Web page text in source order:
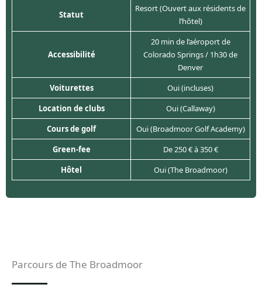
Statut
Resort (Ouvert aux résidents de
l’hôtel)
Accessibilité
20 min de l’aéroport de
Colorado Springs / 1h30 de
Denver
Voiturettes
Oui (incluses)
Location de clubs
Oui (Callaway)
Cours de golf
Oui (Broadmoor Golf Academy)
Green-fee
De 250 € à 350 €
Hôtel
Oui (The Broadmoor)
Parcours de The Broadmoor